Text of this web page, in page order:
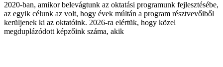
2020-ban, amikor belevágtunk az oktatási programunk fejlesztésébe,
az egyik célunk az volt, hogy évek múltán a program résztvevőiből
kerüljenek ki az oktatóink. 2026-ra elértük, hogy közel
megduplázódott képzőink száma, akik